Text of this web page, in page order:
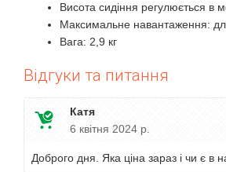
Висота сидіння регулюється в
Максимальне навантаження:
Вага: 2,9 кг
Відгуки та питання
Катя
6 квітня 2024 р.
Доброго дня. Яка ціна зараз і чи є в